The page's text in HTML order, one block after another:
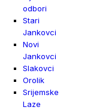
odbori
Stari
Jankovci
Novi
Jankovci
Slakovci
Orolik
Srijemske
Laze